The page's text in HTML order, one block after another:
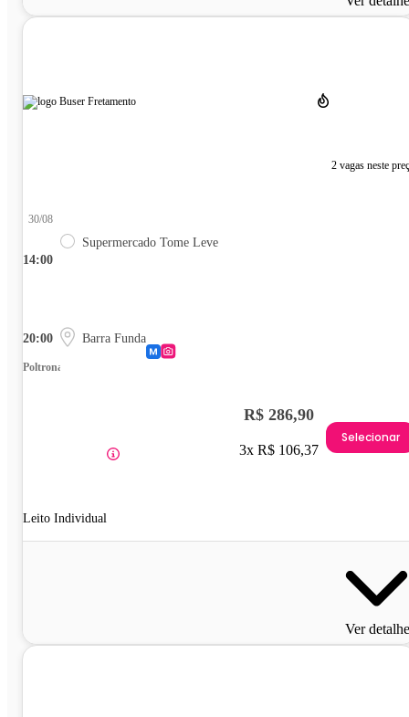
2 vagas neste
14:00
30/08
Supermercado Tome Leve
20:00 Barra Funda
Poltrona
Leito Individual
R$ 286,90
3x R$ 106,37
Selecionar
Ver